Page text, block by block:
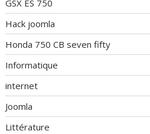
GSX ES 750
Hack joomla
Honda 750 CB seven fifty
Informatique
internet
Joomla
Littérature